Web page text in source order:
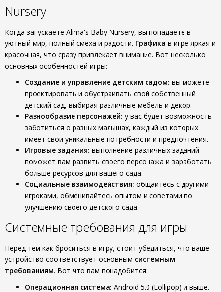
Nursery
Когда запускаете Alima's Baby Nursery, вы попадаете в
уютный мир, полный смеха и радости. Графика в игре яркая и
красочная, что сразу привлекает внимание. Вот несколько
основных особенностей игры:
Создание и управление детским садом: вы можете
проектировать и обустраивать свой собственный
детский сад, выбирая различные мебель и декор.
Разнообразие персонажей: у вас будет возможность
заботиться о разных малышах, каждый из которых
имеет свои уникальные потребности и предпочтения.
Игровые задания: выполнение различных заданий
поможет вам развить своего персонажа и заработать
больше ресурсов для вашего сада.
Социальные взаимодействия: общайтесь с другими
игроками, обменивайтесь опытом и советами по
улучшению своего детского сада.
Системные требования для игры
Перед тем как броситься в игру, стоит убедиться, что ваше
устройство соответствует основным системным
требованиям. Вот что вам понадобится:
Операционная система: Android 5.0 (Lollipop) и выше.